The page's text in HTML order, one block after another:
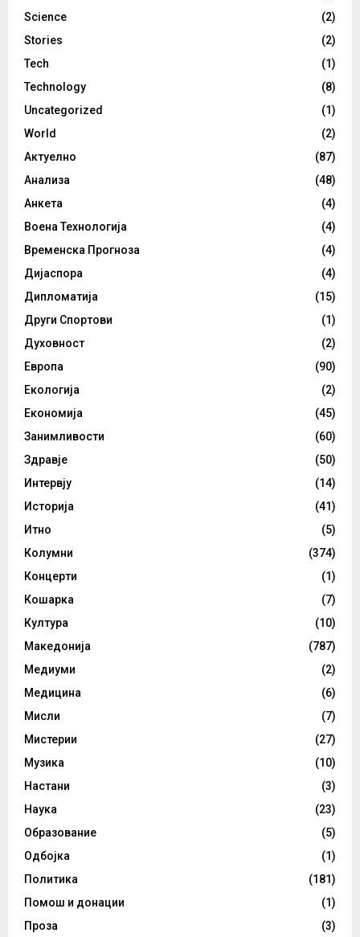
Science
(2)
Stories
(2)
Tech
(1)
Technology
(8)
Uncategorized
(1)
World
(2)
Актуелно
(87)
Анализа
(48)
Анкета
(4)
Воена Технологија
(4)
Временска Прогноза
(4)
Дијаспора
(4)
Дипломатија
(15)
Други Спортови
(1)
Духовност
(2)
Европа
(90)
Екологија
(2)
Економија
(45)
Занимливости
(60)
Здравје
(50)
Интервју
(14)
Историја
(41)
Итно
(5)
Колумни
(374)
Концерти
(1)
Кошарка
(7)
Култура
(10)
Македонија
(787)
Медиуми
(2)
Медицина
(6)
Мисли
(7)
Мистерии
(27)
Музика
(10)
Настани
(3)
Наука
(23)
Образование
(5)
Одбојка
(1)
Политика
(181)
Помош и донации
(1)
Проза
(3)